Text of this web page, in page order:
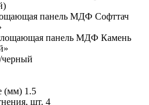
панель МДФ Софттач
панель МДФ Камень
черный
(мм) 1.5
шт. 4